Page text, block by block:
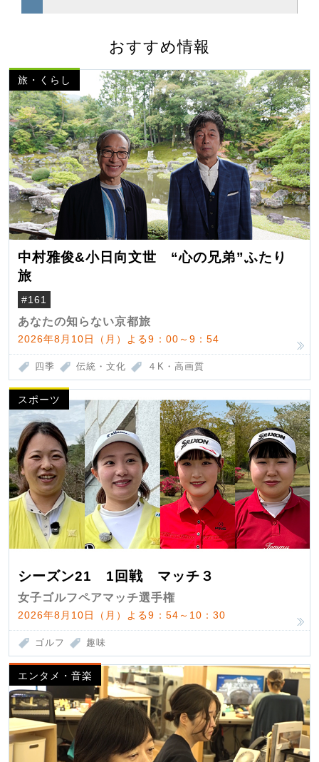
おすすめ情報
旅・くらし
中村雅俊&小日向文世 “心の兄弟”ふたり
旅
#161
あなたの知らない京都旅
2026年8月10日（月）よる9：00～9：54
四季 伝統・文化 ４K・高画質
スポーツ
シーズン21 1回戦 マッチ３
女子ゴルフペアマッチ選手権
2026年8月10日（月）よる9：54～10：30
ゴルフ 趣味
エンタメ・音楽